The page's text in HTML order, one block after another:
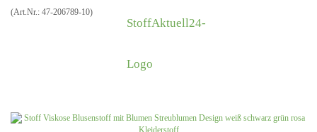
(Art.Nr.: 47-206789-10)